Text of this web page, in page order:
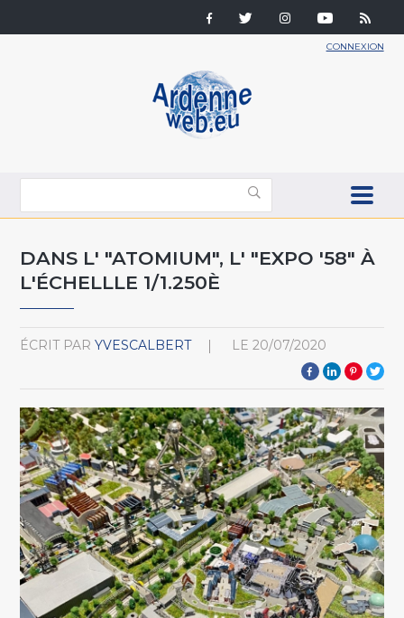
CONNEXION
DANS L' "ATOMIUM", L' "EXPO '58" À
L'ÉCHELLLE 1/1.250È
ÉCRIT PAR YVESCALBERT LE 20/07/2020